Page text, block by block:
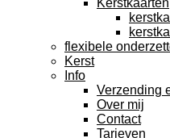
Kerstkaarten
flexibele
Kerst
Info
Verzending
Over mij
Contact
Tarieven